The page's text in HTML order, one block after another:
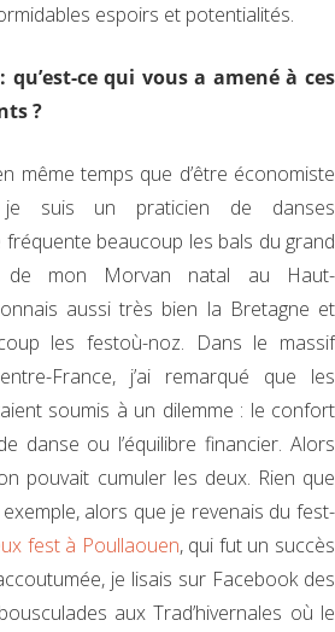
espoirs et potentialités.
qu’est-ce qui vous a amené à ces
?
même temps que d’être économiste
je suis un praticien de danses
fréquente beaucoup les bals du grand
de mon Morvan natal au Haut-
aussi très bien la Bretagne et
les festoù-noz. Dans le massif
France, j’ai remarqué que les
soumis à un dilemme : le confort
danse ou l’équilibre financier. Alors
pouvait cumuler les deux. Rien que
alors que je revenais du fest-
fest à Poullaouen, qui fut un succès
je lisais sur Facebook des
aux Trad’hivernales où le